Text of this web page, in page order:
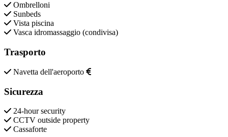
Ombrelloni
Sunbeds
Vista piscina
Vasca idromassaggio (condivisa)
Trasporto
Navetta dell'aeroporto
Sicurezza
24-hour security
CCTV outside property
Cassaforte